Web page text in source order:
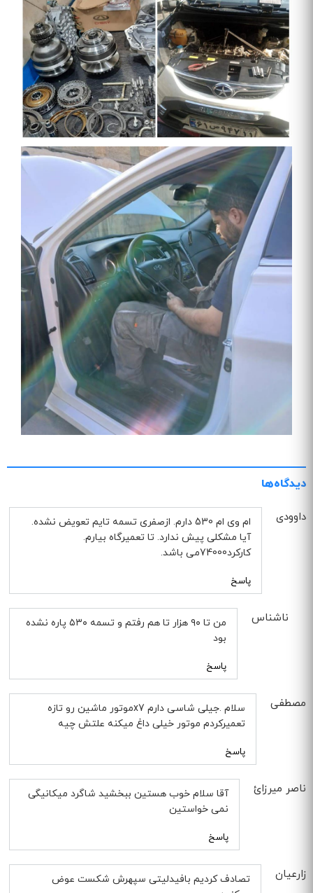
دیدگاه‌ها
داوودی
ام وی ام 530 دارم. ازصفری تسمه تایم تعویض نشده.
آیا مشکلی پیش ندارد. تا تعمیرگاه بیارم.
کارکرد74000می باشد.
پاسخ
ناشناس
من تا ۹۰ هزار تا هم رفتم و تسمه ۵۳۰ پاره نشده
بود
پاسخ
مصطفی
سلام .جیلی شاسی دارم x7موتور ماشین رو تازه
تعمیرکردم موتور خیلی داغ میکنه علتش چیه
پاسخ
ناصر میرزائ
آقا سلام خوب هستین ببخشید شاگرد میکانیگی
نمی خواستین
پاسخ
زارعیان
تصادف کردیم بافیدلیتی سپهرش شکست عوض